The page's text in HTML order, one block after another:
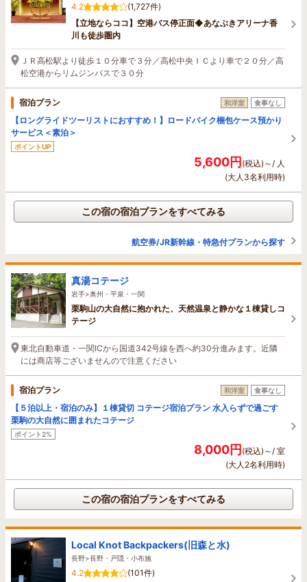
4.2
(1,727件)
【立地ならココ】空港バス停正面◆あなぶきアリーナ香
川も徒歩圏内
ＪＲ高松駅より徒歩１０分車で３分／高松中央ＩＣより車で２０分／高
松空港からリムジンバスで３０分
宿泊プラン 和洋室 食事なし
【ロングライドツーリストにおすすめ！】ロードバイク梱包ケース預かり
サービス＜素泊＞
ポイントUP
5,600円(税込)～/ 人
(大人3名利用時)
この宿の宿泊プランをすべてみる
航空券/JR新幹線・特急付プランから探す
真湯コテージ
岩手>奥州・平泉・一関
栗駒山の大自然に抱かれた、天然温泉と静かな１棟貸しコ
テージ
東北自動車道・一関ICから国道342号線を西へ約30分進みます。近隣
には商店等ございませんので注意ください
宿泊プラン 和洋室 食事なし
【５泊以上・宿泊のみ】１棟貸切 コテージ宿泊プラン 水入らずで過ごす
栗駒の大自然に囲まれたコテージ
ポイント2%
8,000円(税込)～/ 室
(大人2名利用時)
この宿の宿泊プランをすべてみる
Local Knot Backpackers(旧森と水)
長野>長野・戸隠・小布施
4.2 (101件)